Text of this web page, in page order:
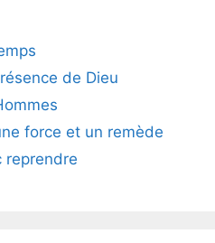
de Dieu
force et un remède
reprendre